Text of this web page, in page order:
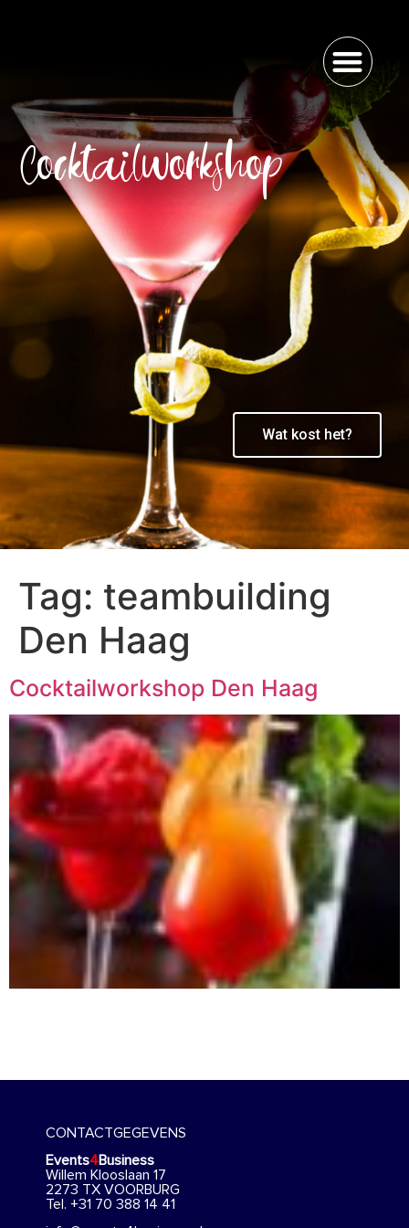
Cocktailworkshop
Wat kost het?
Tag: teambuilding
Den Haag
Cocktailworkshop Den Haag
CONTACTGEGEVENS
Events4Business
Willem Klooslaan 17
2273 TX VOORBURG
Tel. +31 70 388 14 41